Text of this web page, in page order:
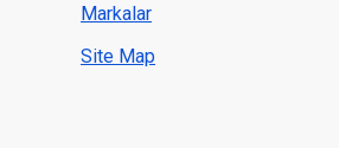
Markalar
Site Map